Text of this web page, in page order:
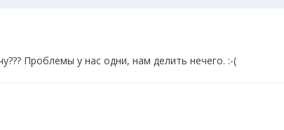
Проблемы у нас одни, нам делить нечего. :-(